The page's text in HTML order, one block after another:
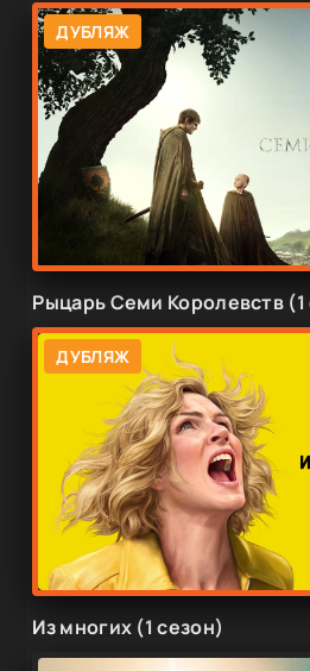
ДУБЛЯЖ
Рыцарь Семи Королевств (1
ДУБЛЯЖ
Из многих (1 сезон)